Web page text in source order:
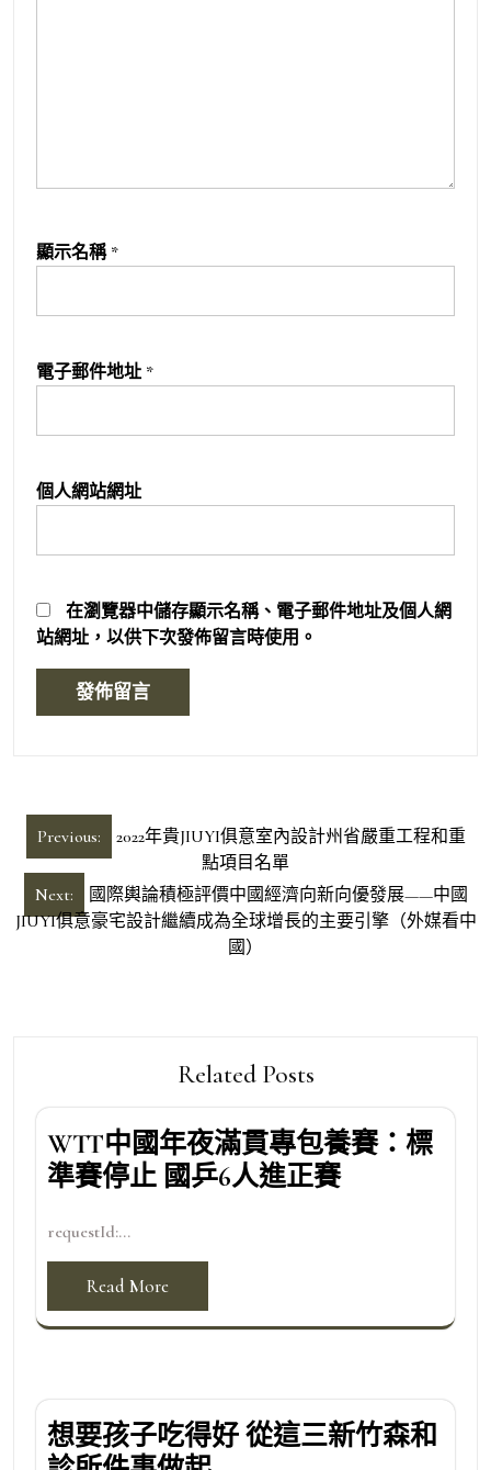
顯示名稱 *
電子郵件地址 *
個人網站網址
在瀏覽器中儲存顯示名稱、電子郵件地址及個人網
站網址，以供下次發佈留言時使用。
文
章
導
覽
Previous:
2022年貴JIUYI俱意室內設計州省嚴重工程和重
點項目名單
Next:
國際輿論積極評價中國經濟向新向優發展——中國
JIUYI俱意豪宅設計繼續成為全球增長的主要引擎（外媒看中
國）
Related Posts
WTT中國年夜滿貫專包養賽：標
準賽停止 國乒6人進正賽
requestId:...
Read More
想要孩子吃得好 從這三新竹森和